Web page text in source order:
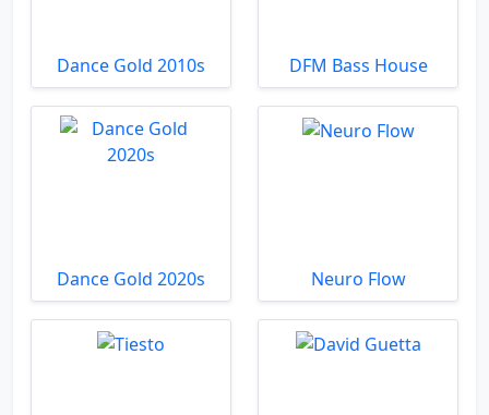
Dance Gold 2010s DFM Bass House
Dance Gold 2020s Neuro Flow